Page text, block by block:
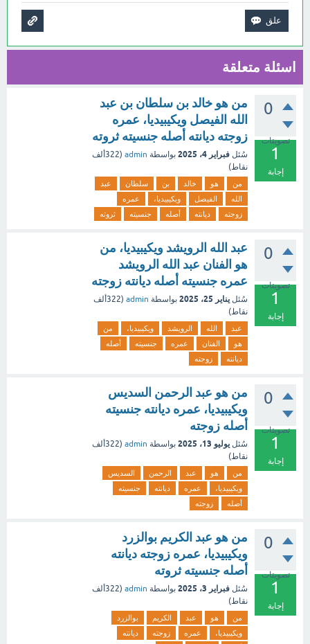
اسئلة متعلقة
0
تصويتات
1
إجابة
من هو خالد بن سلطان بن عبد
الله الفيصل ويكيبيديا، عمره
زوجته ديانته أصله جنسيته ثروته
سُئل فبراير 4، 2025 بواسطة admin
(322ألف
نقاط)
من هو خالد بن سلطان
عبد
الله
الفيصل ويكيبيديا،
عمره
زوجته
ديانته أصله جنسيته ثروته
0
تصويتات
1
إجابة
عبد الله الرويشد ويكيبيديا، من
هو الفنان عبد الله الرويشد
عمره جنسيته أصله ديانته زوجته
سُئل يناير 25، 2025 بواسطة admin
(322ألف
نقاط)
عبد الله الرويشد ويكيبيديا،
من
هو
الفنان عمره جنسيته
أصله
ديانته
زوجته
0
تصويتات
1
إجابة
من هو عبد الرحمن السديس
ويكيبيديا، عمره ديانته جنسيته
أصله زوجته
سُئل يوليو 13، 2025 بواسطة admin
(322ألف
نقاط)
من هو عبد الرحمن
السديس
ويكيبيديا،
عمره ديانته
جنسيته
أصله
زوجته
0
تصويتات
1
إجابة
من هو عبد الكريم بوالزرد
ويكيبيديا، عمره زوجته ديانته
أصله جنسيته ثروته
سُئل فبراير 3، 2025 بواسطة admin
(322ألف
نقاط)
من هو عبد الكريم
بوالزرد
ويكيبيديا،
عمره زوجته
ديانته